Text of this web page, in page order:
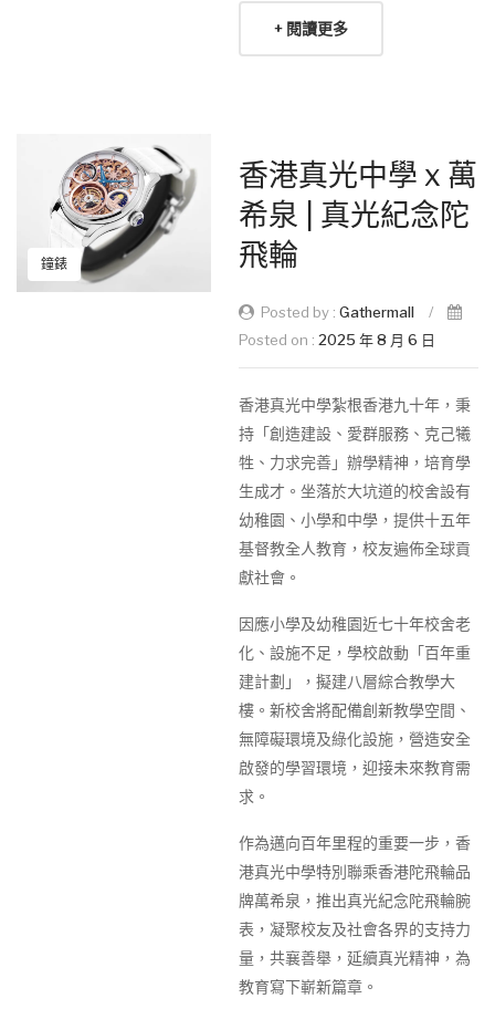
+ 閱讀更多
鐘錶
香港真光中學 x 萬
希泉 | 真光紀念陀
飛輪
Posted by : Gathermall
/
Posted on : 2025 年 8 月 6 日
香港真光中學紮根香港九十年，秉
持「創造建設、愛群服務、克己犧
牲、力求完善」辦學精神，培育學
生成才。坐落於大坑道的校舍設有
幼稚園、小學和中學，提供十五年
基督教全人教育，校友遍佈全球貢
獻社會。
因應小學及幼稚園近七十年校舍老
化、設施不足，學校啟動「百年重
建計劃」，擬建八層綜合教學大
樓。新校舍將配備創新教學空間、
無障礙環境及綠化設施，營造安全
啟發的學習環境，迎接未來教育需
求。
作為邁向百年里程的重要一步，香
港真光中學特別聯乘香港陀飛輪品
牌萬希泉，推出真光紀念陀飛輪腕
表，凝聚校友及社會各界的支持力
量，共襄善舉，延續真光精神，為
教育寫下嶄新篇章。